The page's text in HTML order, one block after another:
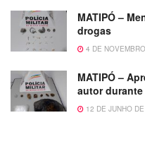
MATIPÓ –
drogas
4 DE
MATIPÓ –
autor
12 DE JUNHO